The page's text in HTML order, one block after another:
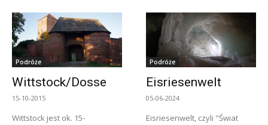
Podróże
Wittstock/Dosse
15-10-2015
Wittstock jest ok. 15-
Podróże
Eisriesenwelt
05-06-2024
Eisriesenwelt, czyli "Świat